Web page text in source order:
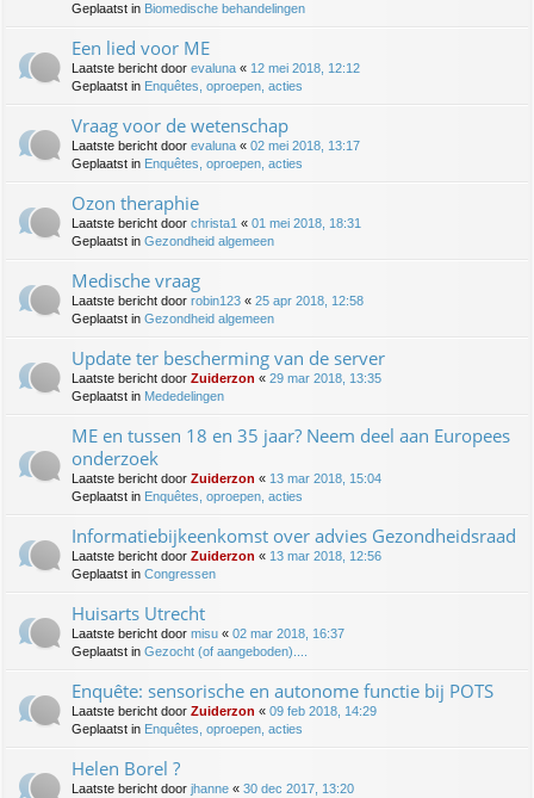
Geplaatst in Biomedische behandelingen
Een lied voor ME
Laatste bericht door evaluna « 12 mei 2018, 12:12
Geplaatst in Enquêtes, oproepen, acties
Vraag voor de wetenschap
Laatste bericht door evaluna « 02 mei 2018, 13:17
Geplaatst in Enquêtes, oproepen, acties
Ozon theraphie
Laatste bericht door christa1 « 01 mei 2018, 18:31
Geplaatst in Gezondheid algemeen
Medische vraag
Laatste bericht door robin123 « 25 apr 2018, 12:58
Geplaatst in Gezondheid algemeen
Update ter bescherming van de server
Laatste bericht door Zuiderzon « 29 mar 2018, 13:35
Geplaatst in Mededelingen
ME en tussen 18 en 35 jaar? Neem deel aan Europees
onderzoek
Laatste bericht door Zuiderzon « 13 mar 2018, 15:04
Geplaatst in Enquêtes, oproepen, acties
Informatiebijkeenkomst over advies Gezondheidsraad
Laatste bericht door Zuiderzon « 13 mar 2018, 12:56
Geplaatst in Congressen
Huisarts Utrecht
Laatste bericht door misu « 02 mar 2018, 16:37
Geplaatst in Gezocht (of aangeboden)....
Enquête: sensorische en autonome functie bij POTS
Laatste bericht door Zuiderzon « 09 feb 2018, 14:29
Geplaatst in Enquêtes, oproepen, acties
Helen Borel ?
Laatste bericht door jhanne « 30 dec 2017, 13:20